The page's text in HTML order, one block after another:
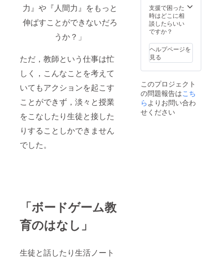
力』や『人間力』をもっと
伸ばすことができないだろ
うか？」
ただ，教師という仕事は忙
しく，こんなことを考えて
いてもアクションを起こす
ことができず，淡々と授業
をこなしたり生徒と接した
りすることしかできません
でした。
「ボードゲーム教
育のはなし」
生徒と話したり生活ノート
ける方
は金額
をご指
定くだ
い！〜
支援で困った
時はどこに相
談したらいい
ですか？
ヘルプページを
見る
このプロジェクト
の問題報告はこち
ら よりお問い合わ
せください